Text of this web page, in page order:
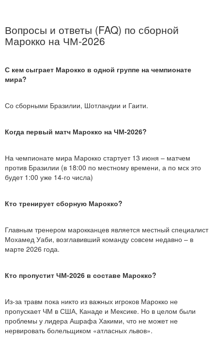
Вопросы и ответы (FAQ) по сборной
Марокко на ЧМ-2026
С кем сыграет Марокко в одной группе на чемпионате
мира?
Со сборными Бразилии, Шотландии и Гаити.
Когда первый матч Марокко на ЧМ-2026?
На чемпионате мира Марокко стартует 13 июня – матчем
против Бразилии (в 18:00 по местному времени, а по мск это
будет 1:00 уже 14-го числа)
Кто тренирует сборную Марокко?
Главным тренером марокканцев является местный специалист
Мохамед Уаби, возглавивший команду совсем недавно – в
марте 2026 года.
Кто пропустит ЧМ-2026 в составе Марокко?
Из-за травм пока никто из важных игроков Марокко не
пропускает ЧМ в США, Канаде и Мексике. Но в целом были
проблемы у лидера Ашрафа Хакими, что не может не
нервировать болельщиком «атласных львов».